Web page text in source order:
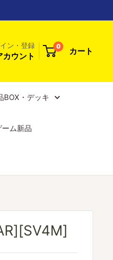
ン・登録
カウント
0 カート
BOX・デッキ
ム新品